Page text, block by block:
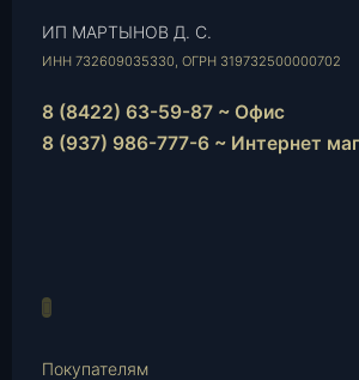
ИП МАРТЫНОВ Д. С.
ИНН 732609035330, ОГРН 319732500000702
8 (8422) 63-59-87 ~ Офис
8 (937) 986-777-6 ~ Интернет
E-
Покупателям